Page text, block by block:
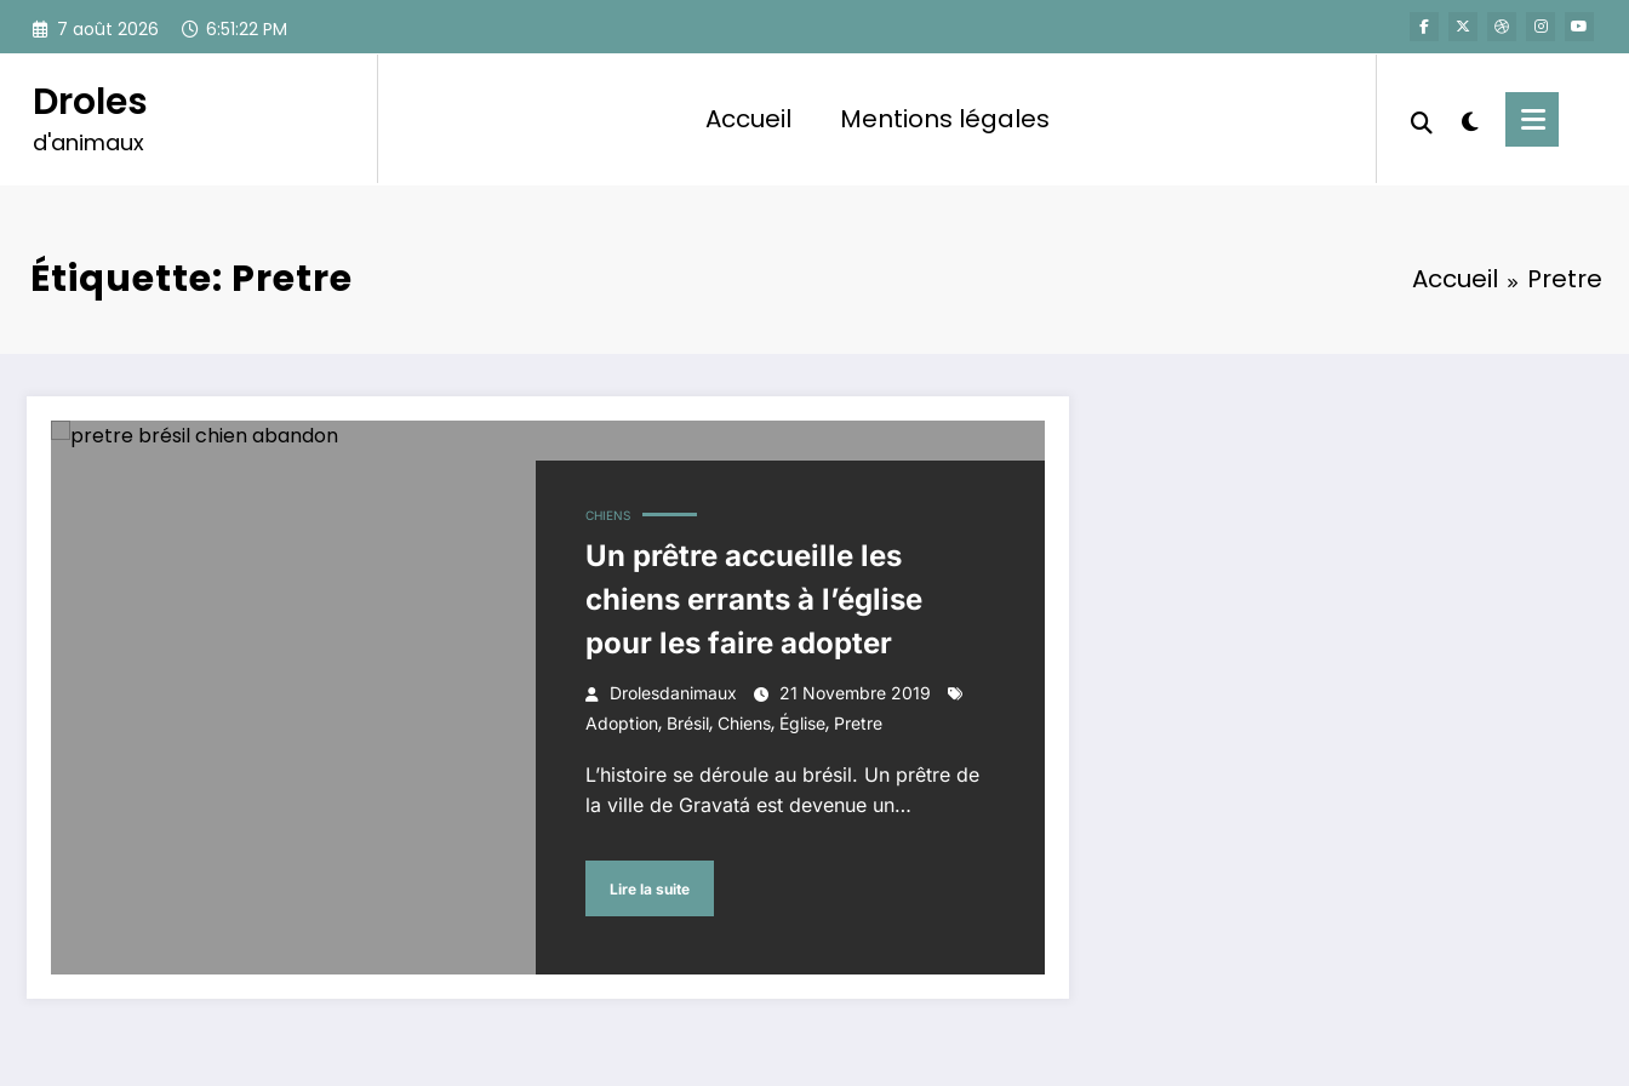
Aller
7 août 2026 6:51:22 PM
Droles
d'animaux
Accueil Mentions légales
Étiquette: Pretre Accueil Pretre
CHIENS
Un prêtre accueille les
chiens errants à l’église
pour les faire adopter
Drolesdanimaux
21 Novembre 2019
Adoption, Brésil, Chiens, Église, Pretre
L’histoire se déroule au brésil. Un prêtre de
la ville de Gravatá est devenue un…
Lire la suite